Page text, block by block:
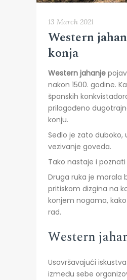
13 March 2021
Western
konja
Westernjahanje
nakon 1500. godine.
španskih
prilagođeno
konju.
Sedlo je zato duboko,
vezivanje goveda.
Tako nastaje i
Druga ruka je morala
pritiskom dizgina na
konjem nogama,
rad.
Western
Usavršavajući
između sebe